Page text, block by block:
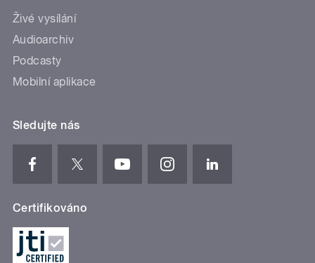
Živé vysílání
Audioarchiv
Podcasty
Mobilní aplikace
Sledujte nás
Certifikováno